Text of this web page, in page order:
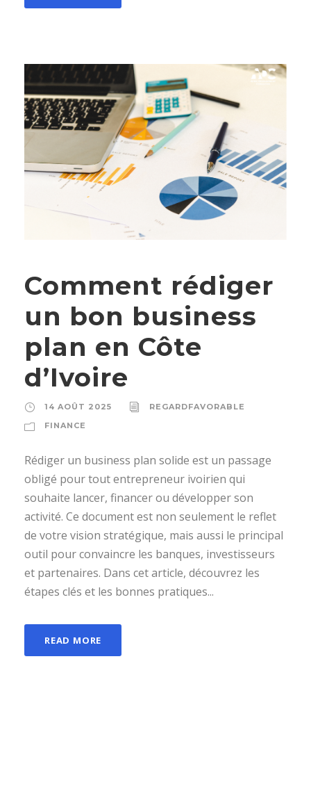
Comment rédiger
un bon business
plan en Côte
d’Ivoire
14 AOÛT 2025
REGARDFAVORABLE
FINANCE
Rédiger un business plan solide est un passage
obligé pour tout entrepreneur ivoirien qui
souhaite lancer, financer ou développer son
activité. Ce document est non seulement le reflet
de votre vision stratégique, mais aussi le principal
outil pour convaincre les banques, investisseurs
et partenaires. Dans cet article, découvrez les
étapes clés et les bonnes pratiques...
READ MORE